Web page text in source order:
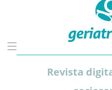
Revista